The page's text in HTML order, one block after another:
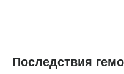
Последствия